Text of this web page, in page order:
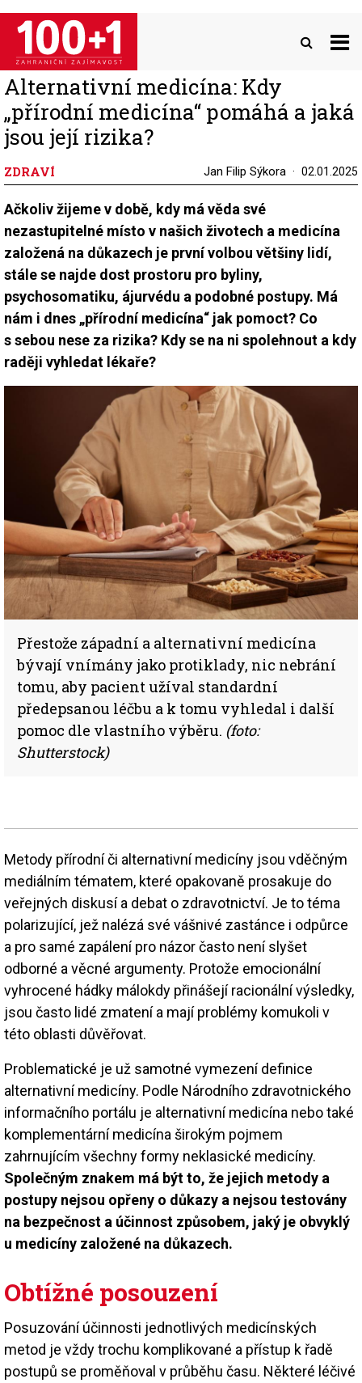
Přejít
hlavnímu
obsahu
Alternativní medicína: Kdy
„přírodní medicína“ pomáhá a jaká
jsou její rizika?
ZDRAVÍ Jan Filip Sýkora 02.01.2025
Ačkoliv žijeme v době, kdy má věda své
nezastupitelné místo v našich životech a medicína
založená na důkazech je první volbou většiny lidí,
stále se najde dost prostoru pro byliny,
psychosomatiku, ájurvédu a podobné postupy. Má
nám i dnes „přírodní medicína“ jak pomoct? Co
s sebou nese za rizika? Kdy se na ni spolehnout a kdy
raději vyhledat lékaře?
Přestože západní a alternativní medicína
bývají vnímány jako protiklady, nic nebrání
tomu, aby pacient užíval standardní
předepsanou léčbu a k tomu vyhledal i další
pomoc dle vlastního výběru. (foto:
Shutterstock)
Metody přírodní či alternativní medicíny jsou vděčným
mediálním tématem, které opakovaně prosakuje do
veřejných diskusí a debat o zdravotnictví. Je to téma
polarizující, jež nalézá své vášnivé zastánce i odpůrce
a pro samé zapálení pro názor často není slyšet
odborné a věcné argumenty. Protože emocionální
vyhrocené hádky málokdy přinášejí racionální výsledky,
jsou často lidé zmatení a mají problémy komukoli v
této oblasti důvěřovat.
Problematické je už samotné vymezení definice
alternativní medicíny. Podle Národního zdravotnického
informačního portálu je alternativní medicína nebo také
komplementární medicína širokým pojmem
zahrnujícím všechny formy neklasické medicíny.
Společným znakem má být to, že jejich metody a
postupy nejsou opřeny o důkazy a nejsou testovány
na bezpečnost a účinnost způsobem, jaký je obvyklý
u medicíny založené na důkazech.
Obtížné posouzení
Posuzování účinnosti jednotlivých medicínských
metod je vždy trochu komplikované a přístup k řadě
postupů se proměňoval v průběhu času. Některé léčivé